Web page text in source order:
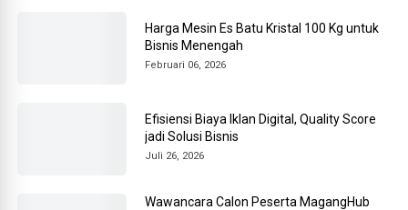
Harga Mesin Es Batu Kristal 100 Kg untuk
Bisnis Menengah
Februari 06, 2026
Efisiensi Biaya Iklan Digital, Quality Score
jadi Solusi Bisnis
Juli 26, 2026
Wawancara Calon Peserta MagangHub